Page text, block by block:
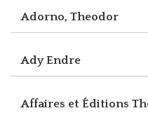
Adorno, Theodor
Ady Endre
Affaires et Éditions